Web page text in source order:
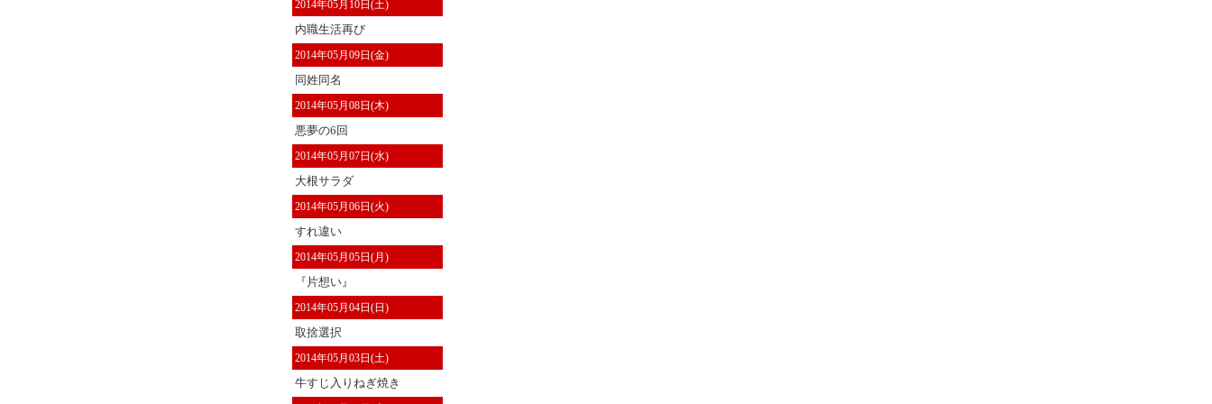
2014年05月10日(土)
内職生活再び
2014年05月09日(金)
同姓同名
2014年05月08日(木)
悪夢の6回
2014年05月07日(水)
大根サラダ
2014年05月06日(火)
すれ違い
2014年05月05日(月)
『片想い』
2014年05月04日(日)
取捨選択
2014年05月03日(土)
牛すじ入りねぎ焼き